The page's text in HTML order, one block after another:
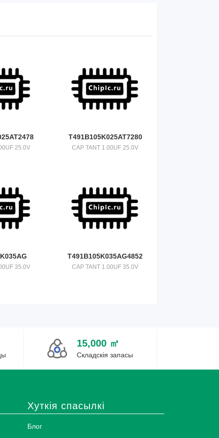
25.0V
T491B105K025AT7280
CAP TANT 1.00UF 25.0V
35.0V
T491B105K035AG4852
CAP TANT 1.00UF 35.0V
15,000 ㎡
Складскія запасы
Хуткія спасылкі
Блог